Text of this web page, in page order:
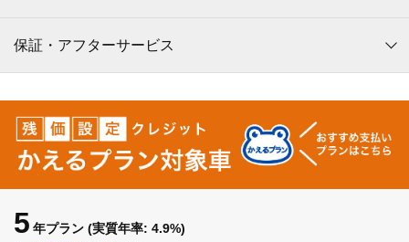
保証・アフターサービス
5 年プラン (実質年率: 4.9%)